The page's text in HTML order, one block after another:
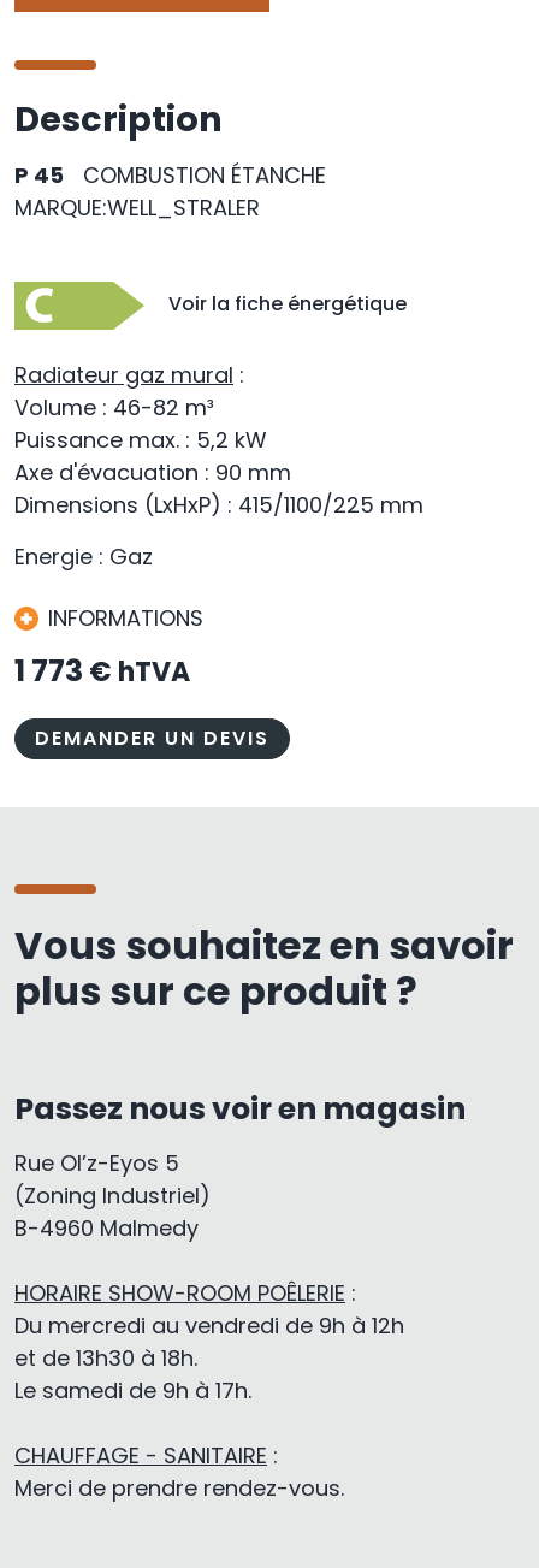
Description
P 45
COMBUSTION ÉTANCHE
MARQUE:WELL_STRALER
Voir la fiche énergétique
Radiateur gaz mural :
Volume : 46-82 m³
Puissance max. : 5,2 kW
Axe d'évacuation : 90 mm
Dimensions (LxHxP) : 415/1100/225 mm
Energie : Gaz
INFORMATIONS
1 773 € hTVA
DEMANDER UN DEVIS
Vous souhaitez en savoir
plus sur ce produit ?
Passez nous voir en magasin
Rue Ol’z-Eyos 5
(Zoning Industriel)
B-4960 Malmedy
HORAIRE SHOW-ROOM POÊLERIE :
Du mercredi au vendredi de 9h à 12h
et de 13h30 à 18h.
Le samedi de 9h à 17h.
CHAUFFAGE - SANITAIRE :
Merci de prendre rendez-vous.